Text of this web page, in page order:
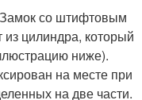
со штифтовым
цилиндра, который
ниже).
на месте при
на две части.